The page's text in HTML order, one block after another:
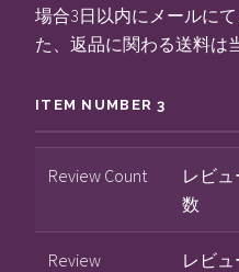
場合3日以内にメールに
た、返品に関わる送料は
ITEM NUMBER 3
Review Count
レビ
数
Review
レビ